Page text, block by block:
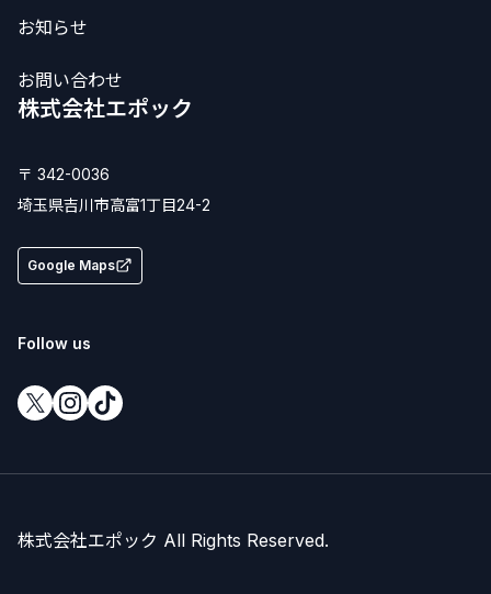
お知らせ
お問い合わせ
株式会社エポック
〒 342-0036
埼玉県吉川市高富1丁目24-2
Google Maps
Follow us
株式会社エポック All Rights Reserved.